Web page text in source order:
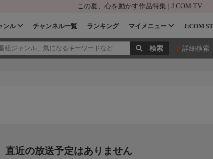
この夏、心を動かす作品特集 | J:COM TV
ンル チャンネル一覧 ランキング マイメニュー J:COM
詳細検索
直近の放送予定はありません